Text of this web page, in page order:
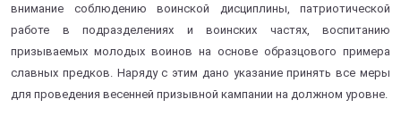
внимание соблюдению воинской дисциплины, патриотической
работе в подразделениях и воинских частях, воспитанию
призываемых молодых воинов на основе образцового примера
славных предков. Наряду с этим дано указание принять все меры
для проведения весенней призывной кампании на должном уровне.